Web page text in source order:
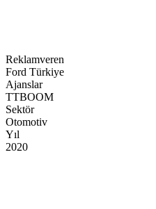
Reklamveren
Ford Türkiye
Ajanslar
TTBOOM
Sektör
Otomotiv
Yıl
2020